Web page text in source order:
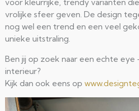
vrolijke sfeer geven. De design
nog wel een trend en een veel
unieke uitstraling.
Ben jij op zoek naar een echte eye
interieur?
Kijk dan ook eens op